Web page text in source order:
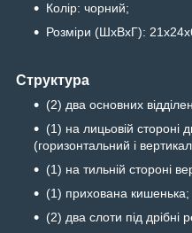
Колір: чорний;
Розміри (ШхВхГ):
Структура
(2) два основних
(1) на лицьовій стороні
(горизонтальний і
(1) на тильній стороні
(1) прихована кишенька;
(2) два слоти під дрібні